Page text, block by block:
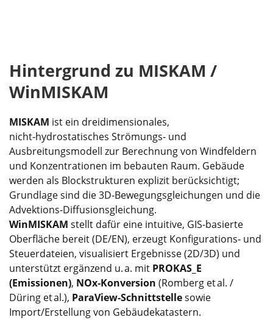
Hintergrund zu MISKAM /
WinMISKAM
MISKAM ist ein dreidimensionales,
nicht‑hydrostatisches Strömungs‑ und
Ausbreitungsmodell zur Berechnung von Windfeldern
und Konzentrationen im bebauten Raum. Gebäude
werden als Blockstrukturen explizit berücksichtigt;
Grundlage sind die 3D‑Bewegungsgleichungen und die
Advektions‑Diffusionsgleichung.
WinMISKAM stellt dafür eine intuitive, GIS-basierte
Oberfläche bereit (DE/EN), erzeugt Konfigurations‑ und
Steuerdateien, visualisiert Ergebnisse (2D/3D) und
unterstützt ergänzend u. a. mit PROKAS_E
(Emissionen), NOx‑Konversion (Romberg et al. /
Düring et al.), ParaView‑Schnittstellesowie
Import/Erstellung von Gebäudekatastern.